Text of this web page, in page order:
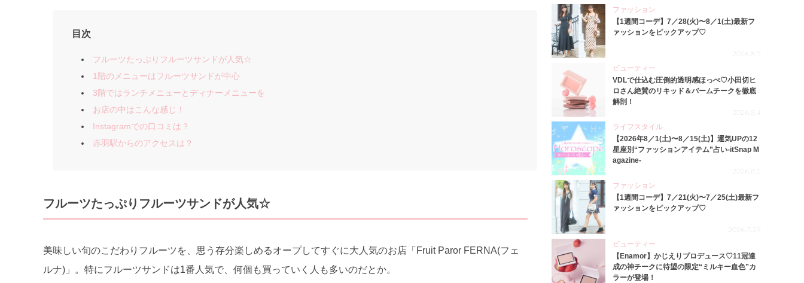
目次
フルーツたっぷりフルーツサンドが人気☆
1階のメニューはフルーツサンドが中心
3階ではランチメニューとディナーメニューを
お店の中はこんな感じ！
Instagramでの口コミは？
赤羽駅からのアクセスは？
フルーツたっぷりフルーツサンドが人気☆
美味しい旬のこだわりフルーツを、思う存分楽しめるオープしてすぐに大人気のお店「Fruit Paror FERNA(フェ
ルナ)」。特にフルーツサンドは1番人気で、何個も買っていく人も多いのだとか。
ファッション
【1週間コーデ】7／28(火)〜8／1(土)最新フ
ァッションをピックアップ♡
2026.8.5
ビューティー
VDLで仕込む圧倒的透明感ほっぺ♡小田切ヒ
ロさん絶賛のリキッド＆バームチークを徹底
解剖！
2026.8.4
ライフスタイル
【2026年8／1(土)〜8／15(土)】運気UPの12
星座別“ファッションアイテム”占い-itSnap M
agazine-
2026.8.1
ファッション
【1週間コーデ】7／21(火)〜7／25(土)最新フ
ァッションをピックアップ♡
2026.7.29
ビューティー
【Enamor】かじえりプロデュース♡11冠達
成の神チークに待望の限定“ミルキー血色”カ
ラーが登場！